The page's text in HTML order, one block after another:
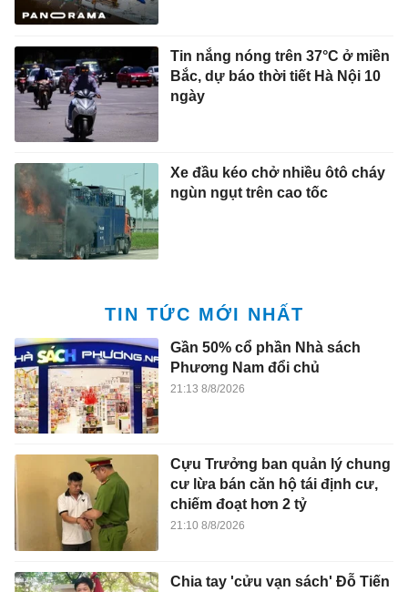
Tin nắng nóng trên 37°C ở miền
Bắc, dự báo thời tiết Hà Nội 10
ngày
Xe đầu kéo chở nhiều ôtô cháy
ngùn ngụt trên cao tốc
TIN TỨC MỚI NHẤT
Gần 50% cổ phần Nhà sách
Phương Nam đổi chủ
21:13 8/8/2026
Cựu Trưởng ban quản lý chung
cư lừa bán căn hộ tái định cư,
chiếm đoạt hơn 2 tỷ
21:10 8/8/2026
Chia tay 'cửu vạn sách' Đỗ Tiến